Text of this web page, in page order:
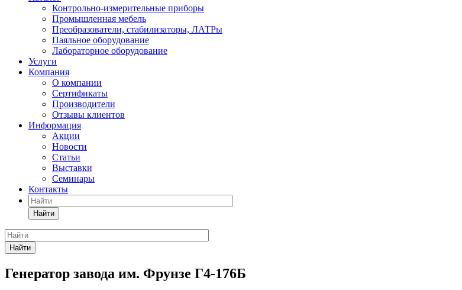
Контрольно-измерительные приборы
Промышленная мебель
Преобразователи, стабилизаторы, ЛАТРы
Паяльное оборудование
Лабораторное оборудование
Услуги
Компания
О компании
Сертификаты
Производители
Отзывы клиентов
Информация
Акции
Новости
Статьи
Выставки
Семинары
Контакты
Найти
Найти
Генератор завода им. Фрунзе Г4-176Б